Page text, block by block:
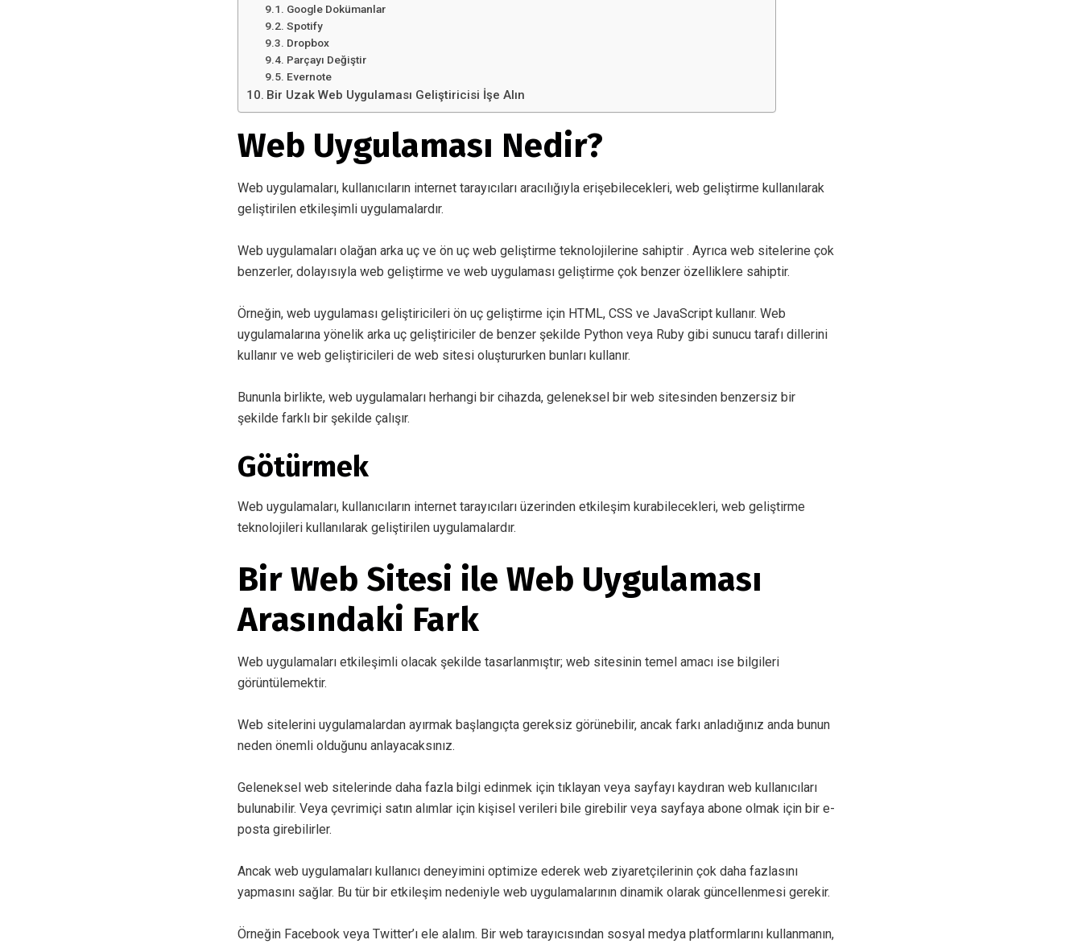
Google Dokümanlar
Spotify
Dropbox
Parçayı Değiştir
Evernote
Bir Uzak Web Uygulaması Geliştiricisi İşe Alın
Web Uygulaması Nedir?
Web uygulamaları, kullanıcıların internet tarayıcıları aracılığıyla erişebilecekleri, web geliştirme kullanılarak
geliştirilen etkileşimli uygulamalardır.
Web uygulamaları olağan arka uç ve ön uç web geliştirme teknolojilerine sahiptir . Ayrıca web sitelerine çok
benzerler, dolayısıyla web geliştirme ve web uygulaması geliştirme çok benzer özelliklere sahiptir.
Örneğin, web uygulaması geliştiricileri ön uç geliştirme için HTML, CSS ve JavaScript kullanır. Web
uygulamalarına yönelik arka uç geliştiriciler de benzer şekilde Python veya Ruby gibi sunucu tarafı dillerini
kullanır ve web geliştiricileri de web sitesi oluştururken bunları kullanır.
Bununla birlikte, web uygulamaları herhangi bir cihazda, geleneksel bir web sitesinden benzersiz bir
şekilde farklı bir şekilde çalışır.
Götürmek
Web uygulamaları, kullanıcıların internet tarayıcıları üzerinden etkileşim kurabilecekleri, web geliştirme
teknolojileri kullanılarak geliştirilen uygulamalardır.
Bir Web Sitesi ile Web Uygulaması
Arasındaki Fark
Web uygulamaları etkileşimli olacak şekilde tasarlanmıştır; web sitesinin temel amacı ise bilgileri
görüntülemektir.
Web sitelerini uygulamalardan ayırmak başlangıçta gereksiz görünebilir, ancak farkı anladığınız anda bunun
neden önemli olduğunu anlayacaksınız.
Geleneksel web sitelerinde daha fazla bilgi edinmek için tıklayan veya sayfayı kaydıran web kullanıcıları
bulunabilir. Veya çevrimiçi satın alımlar için kişisel verileri bile girebilir veya sayfaya abone olmak için bir e-
posta girebilirler.
Ancak web uygulamaları kullanıcı deneyimini optimize ederek web ziyaretçilerinin çok daha fazlasını
yapmasını sağlar. Bu tür bir etkileşim nedeniyle web uygulamalarının dinamik olarak güncellenmesi gerekir.
Örneğin Facebook veya Twitter’ı ele alalım. Bir web tarayıcısından sosyal medya platformlarını kullanmanın,